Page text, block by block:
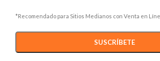
*Recomendado para Sitios Medianos con Venta en
SUSCRÍBETE